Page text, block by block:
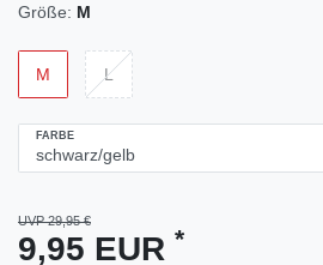
Größe: M
M L
FARBE
UVP 29,95 €
9,95 EUR *